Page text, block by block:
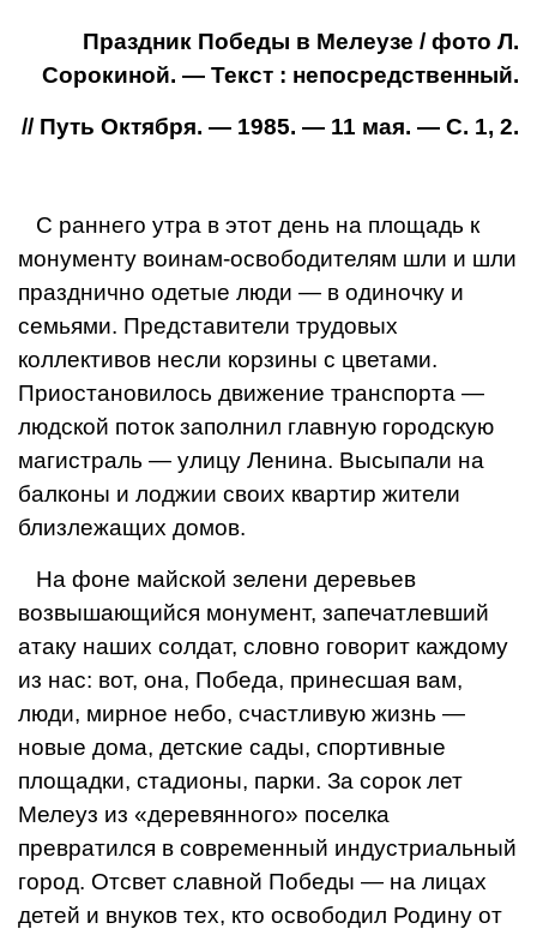
Праздник Победы в Мелеузе / фото Л.
Сорокиной. — Текст : непосредственный.
// Путь Октября. — 1985. — 11 мая. — С. 1, 2.
С раннего утра в этот день на площадь к
монументу воинам-освободителям шли и шли
празднично одетые люди — в одиночку и
семьями. Представители трудовых
коллективов несли корзины с цветами.
Приостановилось движение транспорта —
людской поток заполнил главную городскую
магистраль — улицу Ленина. Высыпали на
балконы и лоджии своих квартир жители
близлежащих домов.
На фоне майской зелени деревьев
возвышающийся монумент, запечатлевший
атаку наших солдат, словно говорит каждому
из нас: вот, она, Победа, принесшая вам,
люди, мирное небо, счастливую жизнь —
новые дома, детские сады, спортивные
площадки, стадионы, парки. За сорок лет
Мелеуз из «деревянного» поселка
превратился в современный индустриальный
город. Отсвет славной Победы — на лицах
детей и внуков тех, кто освободил Родину от